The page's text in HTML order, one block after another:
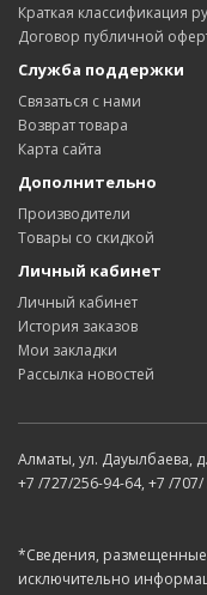
Краткая классификация
Договор публичной
Служба поддержки
Связаться с нами
Возврат товара
Карта сайта
Дополнительно
Производители
Товары со скидкой
Личный кабинет
Личный кабинет
История заказов
Мои закладки
Рассылка новостей
Алматы, ул. Дауылбаева,
+7 /727/256-94-64, +7 /
*Сведения, размещенные
исключительно